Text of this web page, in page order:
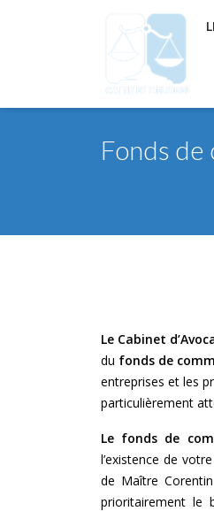
Fonds
Le Cabinet
du fonds de
entreprises et les
particulièrement
Le fonds de
l’existence de
de Maître
prioritairement le